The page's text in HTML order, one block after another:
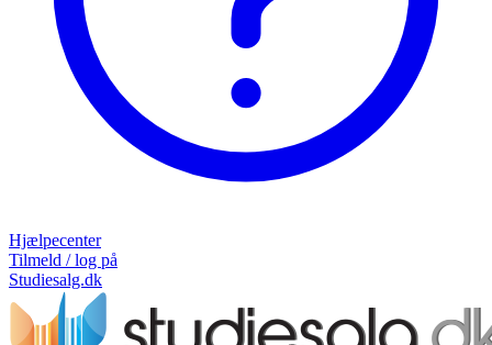
Hjælpecenter
Tilmeld / log på
Studiesalg.dk